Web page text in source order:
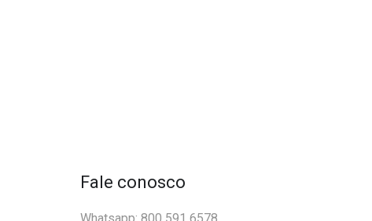
Fale conosco